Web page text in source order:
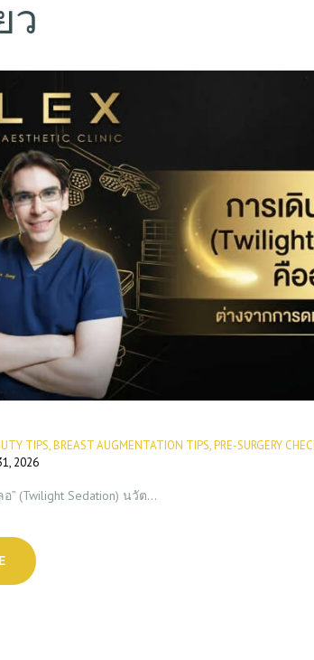
ว
TIPS,BREAST AUGMENTATION TIPS,PRE-SURGERY
2026
” (Twilight Sedation) นวัต…